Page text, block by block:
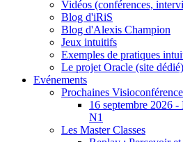
Vidéos (conférences,
Blog d'iRiS
Blog d'Alexis Champion
Jeux intuitifs
Exemples de pratiques
Le projet Oracle (site dédié)
Evénements
Prochaines
16 septembre 2026
N1
Les Master Classes